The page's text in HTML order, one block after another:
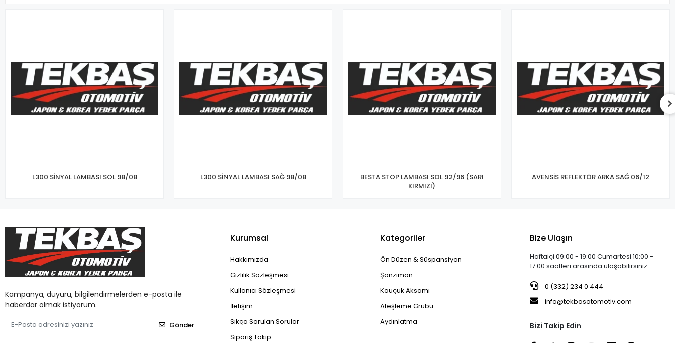
L300 SİNYAL LAMBASI SOL 98/08 L300 SİNYAL LAMBASI SAĞ 98/08
BESTA STOP LAMBASI SOL 92/96 (SARI
KIRMIZI)
AVENSİS REFLEKTÖR ARKA SAĞ 06/12
Kampanya, duyuru, bilgilendirmelerden e-posta ile
haberdar olmak istiyorum.
Gönder
Kurumsal
Hakkımızda
Gizlilik Sözleşmesi
Kullanıcı Sözleşmesi
İletişim
Sıkça Sorulan Sorular
Sipariş Takip
Kategoriler
Ön Düzen & Süspansiyon
Şanzıman
Kauçuk Aksamı
Ateşleme Grubu
Aydınlatma
Bize Ulaşın
Haftaiçi 09:00 - 19:00 Cumartesi 10:00 -
17:00 saatleri arasında ulaşabilirsiniz.
0 (332) 234 0 444
info@tekbasotomotiv.com
Bizi Takip Edin